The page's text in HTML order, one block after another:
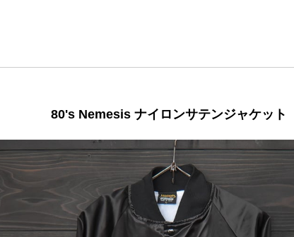
80's Nemesis ナイロンサテンジャケット